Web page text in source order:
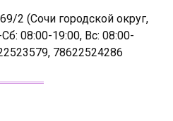
2 (Сочи городской округ,
08:00-19:00, Вс: 08:00-
78622524286